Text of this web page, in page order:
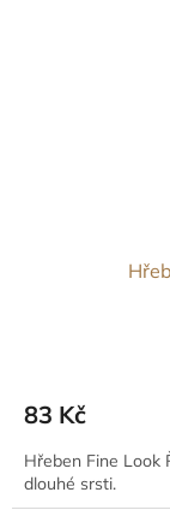
83 Kč
Hřeben Fine Look
dlouhé srsti.